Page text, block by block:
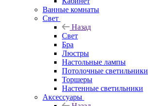
Ванные комнаты
Свет
Назад
Свет
Бра
Люстры
Настольные лампы
Потолочные светильники
Торшеры
Настенные светильники
Аксессуары